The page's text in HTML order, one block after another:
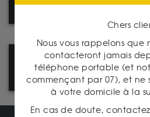
L'UNE DE NOS AGENCES
LA FISCALITÉ DES MÉTAUX
PRÉCIEUX
Chers
Nous vous rappelons que
contacteront jamais
téléphone portable (et
commençant par 07), et ne
à votre domicile à la
En cas de doute,